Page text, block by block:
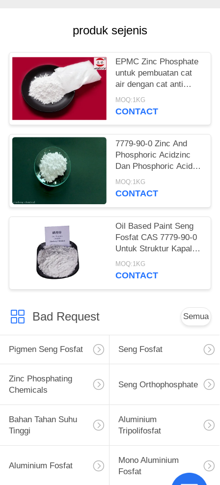
produk sejenis
EPMC Zinc Phosphate
untuk pembuatan cat
air dengan cat anti
karat logam berat
rendah
MOQ:1KG
CONTACT
7779-90-0 Zinc And
Phosphoric Acidzinc
Dan Phosphoric Acid
Anti Korosif Cat Untuk
Baja
MOQ:1KG
CONTACT
Oil Based Paint Seng
Fosfat CAS 7779-90-0
Untuk Struktur Kapal
Dan Baja Lindungi
MOQ:1KG
CONTACT
Bad Request Semua
Pigmen Seng Fosfat Seng Fosfat
Zinc Phosphating
Chemicals
Seng Orthophosphate
Bahan Tahan Suhu
Tinggi
Aluminium
Tripolifosfat
Aluminium Fosfat
Mono Aluminium
Fosfat